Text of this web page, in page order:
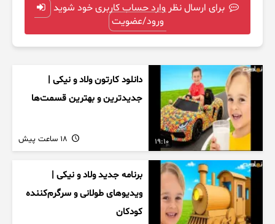
برای ارسال نظر وارد حساب کاربری خود شوید
ورود/عضویت
19:10
دانلود کارتون ولاد و نیکی |
جدیدترین و بهترین قسمت‌ها
برنامه جدید ولاد و نیکی |
ویدیوهای طولانی و سرگرم‌کننده
کودکان